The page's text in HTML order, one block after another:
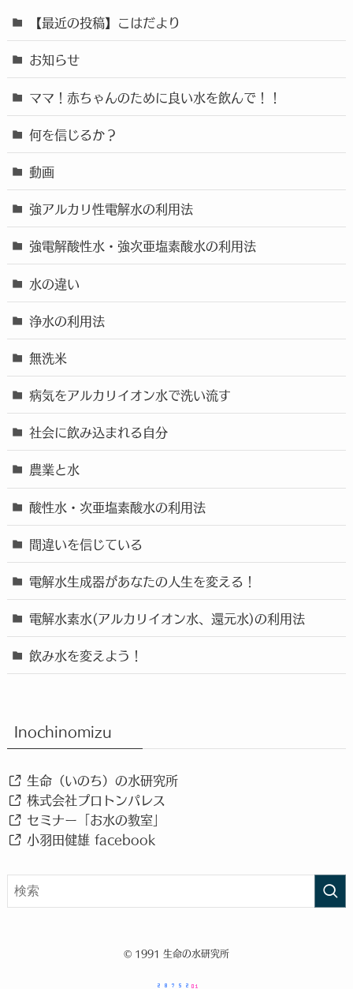
【最近の投稿】こはだより
お知らせ
ママ！赤ちゃんのために良い水を飲んで！！
何を信じるか？
動画
強アルカリ性電解水の利用法
強電解酸性水・強次亜塩素酸水の利用法
水の違い
浄水の利用法
無洗米
病気をアルカリイオン水で洗い流す
社会に飲み込まれる自分
農業と水
酸性水・次亜塩素酸水の利用法
間違いを信じている
電解水生成器があなたの人生を変える！
電解水素水(アルカリイオン水、還元水)の利用法
飲み水を変えよう！
Inochinomizu
生命（いのち）の水研究所
株式会社プロトンパレス
セミナー「お水の教室」
小羽田健雄 facebook
© 1991 生命の水研究所